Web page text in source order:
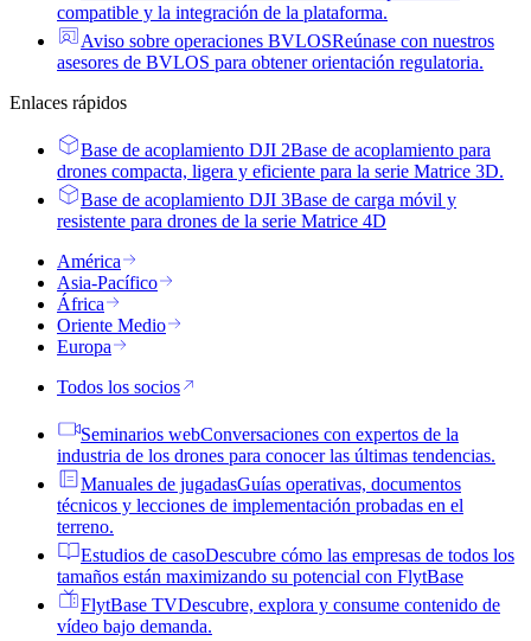
compatible y la integración de la plataforma.
Aviso sobre operaciones BVLOSReúnase con nuestros
asesores de BVLOS para obtener orientación regulatoria.
Enlaces rápidos
Base de acoplamiento DJI 2Base de acoplamiento para
drones compacta, ligera y eficiente para la serie Matrice 3D.
Base de acoplamiento DJI 3Base de carga móvil y
resistente para drones de la serie Matrice 4D
América
Asia-Pacífico
África
Oriente Medio
Europa
Todos los socios
Seminarios webConversaciones con expertos de la
industria de los drones para conocer las últimas tendencias.
Manuales de jugadasGuías operativas, documentos
técnicos y lecciones de implementación probadas en el
terreno.
Estudios de casoDescubre cómo las empresas de todos los
tamaños están maximizando su potencial con FlytBase
FlytBase TVDescubre, explora y consume contenido de
vídeo bajo demanda.